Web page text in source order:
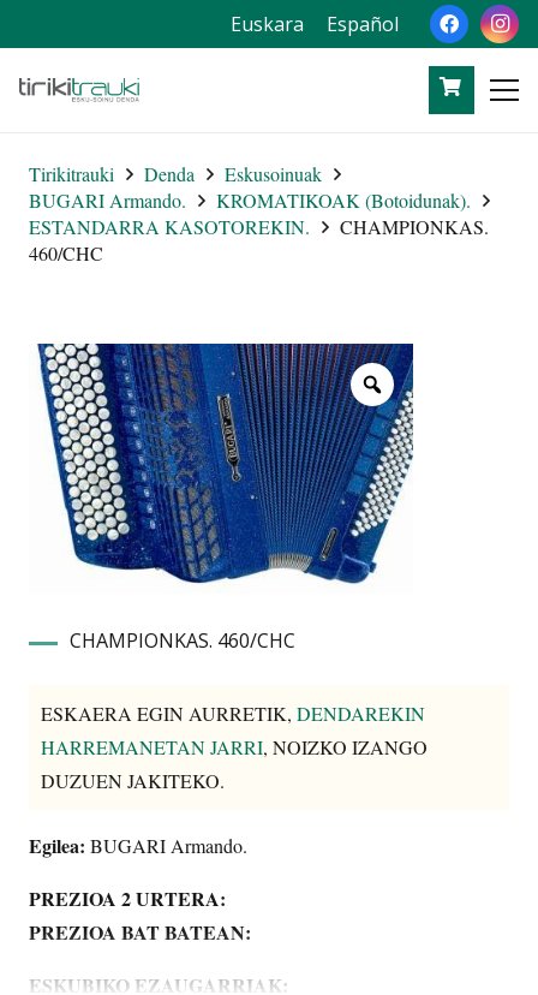
Euskara Español
Tirikitrauki Denda
Eskusoinuak
BUGARI Armando.
KROMATIKOAK (Botoidunak).
ESTANDARRA KASOTOREKIN.
CHAMPIONKAS.
460/CHC
CHAMPIONKAS. 460/CHC
ESKAERA EGIN AURRETIK, DENDAREKIN
HARREMANETAN JARRI, NOIZKO IZANGO
DUZUEN JAKITEKO.
Egilea: BUGARI Armando.
PREZIOA 2 URTERA:
PREZIOA BAT BATEAN:
ESKUBIKO EZAUGARRIAK: